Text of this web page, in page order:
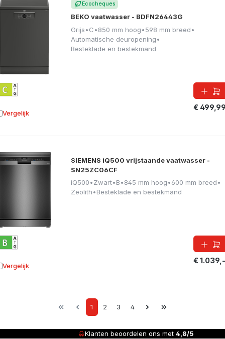
Ecocheques
BEKO vaatwasser - BDFN26443G
Grijs•C•850 mm hoog•598 mm breed•
Automatische deuropening•
Besteklade en bestekmand
€
Vergelijk aan vergelijking
SIEMENS iQ500 vrijstaande vaatwasser -
SN25ZC06CF
iQ500•Zwart•B•845 mm hoog•600 mm breed•
Zeolith•Besteklade en bestekmand
€ 1.039,-
Vergelijk aan vergelijking
Page
1 Page
2 Page
3 Page
4
Klanten beoordelen ons met4,8/5